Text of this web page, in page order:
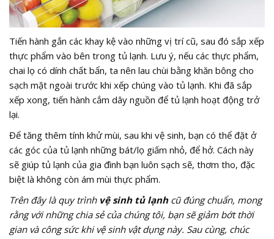
Tiến hành gắn các khay kệ vào những vị trí cũ, sau đó sắp xếp
thực phẩm vào bên trong tủ lạnh. Lưu ý, nếu các thực phẩm,
chai lọ có dính chất bẩn, ta nên lau chùi bằng khăn bông cho
sạch mặt ngoài trước khi xếp chúng vào tủ lạnh. Khi đã sắp
xếp xong, tiến hành cắm dây nguồn để tủ lạnh hoạt động trở
lại.
Để tăng thêm tính khử mùi, sau khi vệ sinh, bạn có thể đặt ở
các góc của tủ lạnh những bát/lọ giấm nhỏ, để hở. Cách này
sẽ giúp tủ lạnh của gia đình bạn luôn sạch sẽ, thơm tho, đặc
biệt là không còn ám mùi thực phẩm.
Trên đây là quy trình vệ sinh tủ lạnhcũ đúng chuẩn, mong
rằng với những chia sẻ của chúng tôi, bạn sẽ giảm bớt thời
gian và công sức khi vệ sinh vật dụng này. Sau cùng, chúc